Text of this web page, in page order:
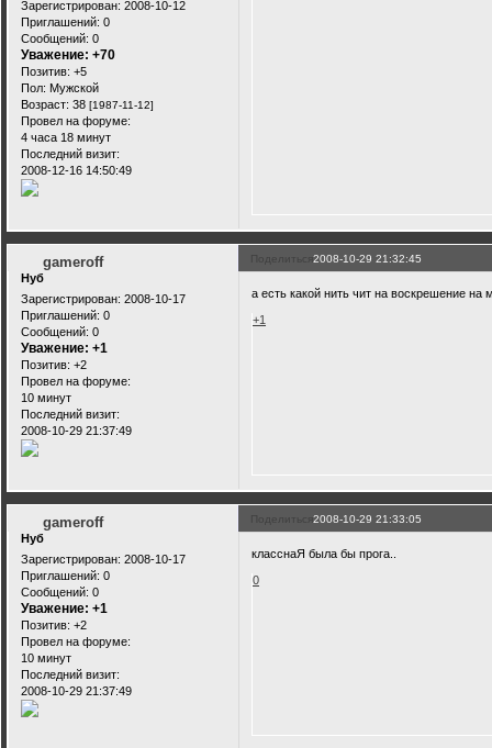
Зарегистрирован: 2008-10-12
Приглашений: 0
Сообщений: 0
Уважение: +70
Позитив: +5
Пол: Мужской
Возраст: 38 [1987-11-12]
Провел на форуме:
4 часа 18 минут
Последний визит:
2008-12-16 14:50:49
Поделиться2008-10-29 21:32:45
gameroff
Нуб
Зарегистрирован: 2008-10-17
Приглашений: 0
Сообщений: 0
Уважение: +1
Позитив: +2
Провел на форуме:
10 минут
Последний визит:
2008-10-29 21:37:49
а есть какой нить чит на воскрешение на
+1
Поделиться2008-10-29 21:33:05
gameroff
Нуб
Зарегистрирован: 2008-10-17
Приглашений: 0
Сообщений: 0
Уважение: +1
Позитив: +2
Провел на форуме:
10 минут
Последний визит:
2008-10-29 21:37:49
класснаЯ была бы прога..
0